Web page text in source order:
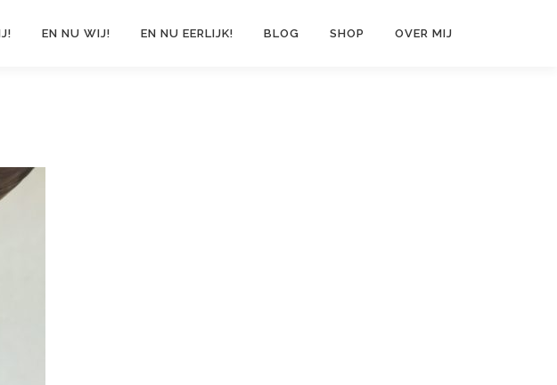
EN NU WIJ! EN NU EERLIJK! BLOG SHOP OVER MIJ